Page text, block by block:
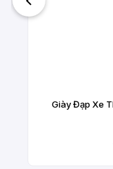
Giày Đạp Xe